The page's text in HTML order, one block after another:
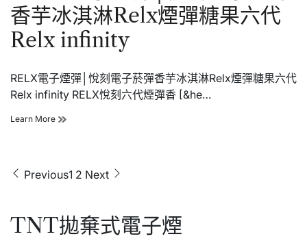
刻
電
子
紅
蘋
果
煙
六
香芋冰淇淋Relx煙彈糖果六代
Relx infinity
RELX電子煙彈│悅刻電子菸彈香芋冰淇淋Relx煙彈糖果六代
Relx infinity RELX悅刻六代煙彈香 [&he…
Learn More RELX
│
電
子
文
分
頁
Previous1 2 Next
TNT拋棄式電子煙